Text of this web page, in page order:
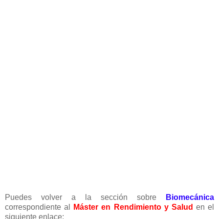
Puedes volver a la sección sobre
Biomecánica
correspondiente al
Máster en Rendimiento y Salud en el
siguiente enlace: